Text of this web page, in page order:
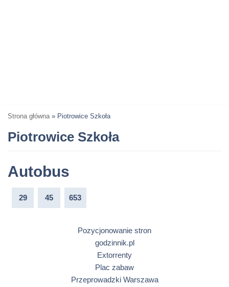
Strona główna » Piotrowice Szkoła
Piotrowice Szkoła
Autobus
29 45 653
Pozycjonowanie stron
godzinnik.pl
Extorrenty
Plac zabaw
Przeprowadzki Warszawa